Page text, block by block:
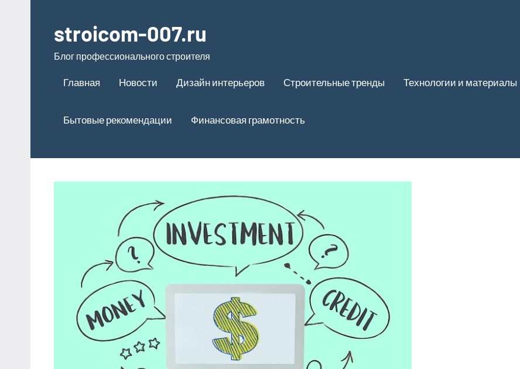
содержимому
stroicom-007.ru
Блог профессионального строителя
Главная Новости Дизайн интерьеров Строительные тренды Технологии и материалы
Бытовые рекомендации Финансовая грамотность